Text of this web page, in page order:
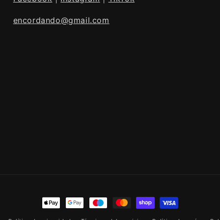
encordando@gmail.com
Formas
de